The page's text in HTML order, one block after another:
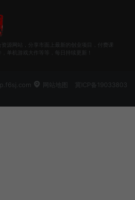
源网站，分享市面上最新的创业项目，付费课
单机游戏大作等等，每日持续更新！
网站地图
冀ICP备19033803